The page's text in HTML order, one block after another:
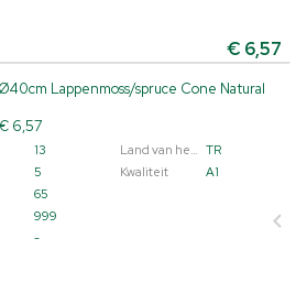
€ 6,57
Lappenmoss/spruce Cone Natural
6,57
13
TR
5 Kwaliteit
A1
65
999
-
spruce Cone Natural
om te kunnen kopen.